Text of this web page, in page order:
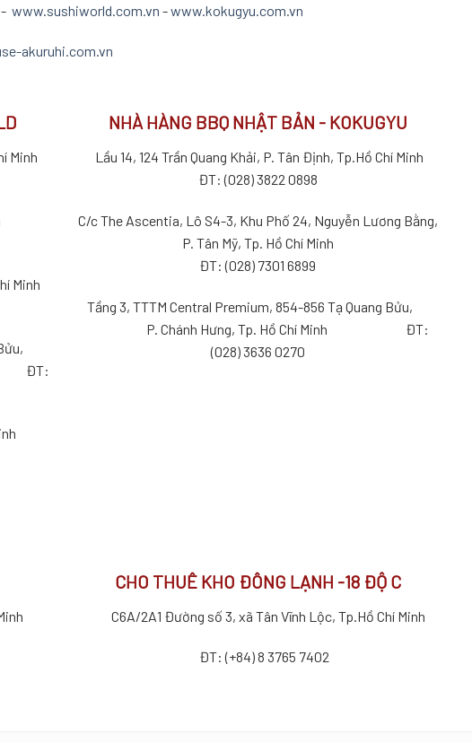
-www.sushiworld.com.vn -www.kokugyu.com.vn
akuruhi.com.vn
Minh
Minh
Bửu,
ĐT:
NHÀ HÀNG BBQ NHẬT BẢN - KOKUGYU
Lầu 14, 124 Trần Quang Khải, P. Tân Định, Tp.Hồ Chí Minh
ĐT: (028) 3822 0898
C/c The Ascentia, Lô S4-3, Khu Phố 24, Nguyễn Lương Bằng,
P. Tân Mỹ, Tp. Hồ Chí Minh
ĐT: (028) 7301 6899
Tầng 3, TTTM Central Premium, 854-856 Tạ Quang Bửu,
P. Chánh Hưng, Tp. Hồ Chí Minh ĐT:
(028) 3636 0270
CHO THUÊ KHO ĐÔNG LẠNH -18 ĐỘ C
C6A/2A1 Đường số 3, xã Tân Vĩnh Lộc, Tp.Hồ Chí Minh
ĐT: (+84) 8 3765 7402